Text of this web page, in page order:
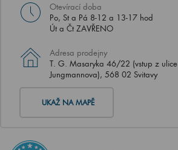
Otevírací doba
Po, St a Pá 8-12 a 13-17 hod
Út a Čt ZAVŘENO
Adresa prodejny
T. G. Masaryka 46/22 (vstup z ulice
Jungmannova), 568 02 Svitavy
UKAŽ NA MAPĚ